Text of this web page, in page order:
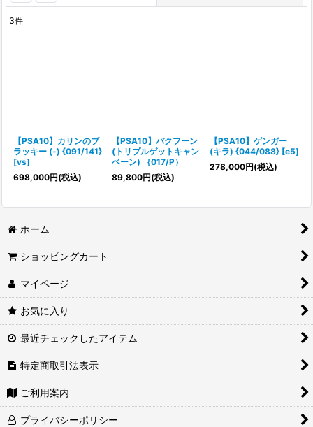
絞り込む
3件
【PSA10】カリンのブ
ラッキー (-) {091/141}
[vs]
698,000円(税込)
【PSA10】バクフーン
(トリプルゲットキャン
ペーン) ｛017/P｝
89,800円(税込)
【PSA10】ゲンガー
(キラ) {044/088} [e5]
278,000円(税込)
ホーム
ショッピングカート
マイページ
お気に入り
最近チェックしたアイテム
特定商取引法表示
ご利用案内
プライバシーポリシー